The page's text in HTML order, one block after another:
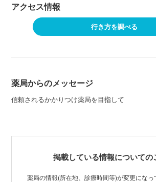
アクセス情報
行き方を調べる
薬局からのメッセージ
信頼されるかかりつけ薬局を目指して
掲載している情報についての
薬局の情報(所在地、診療時間等)が変更になっ